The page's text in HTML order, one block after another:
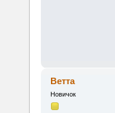
Ветта
Новичок